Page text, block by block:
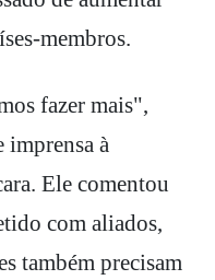
membros.
fazer mais",
imprensa à
Ele comentou
com aliados,
também precisam